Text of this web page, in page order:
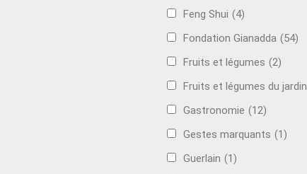
Feng Shui (4)
Fondation Gianadda (54)
Fruits et légumes (2)
Fruits et légumes du jardin
Gastronomie (12)
Gestes marquants (1)
Guerlain (1)